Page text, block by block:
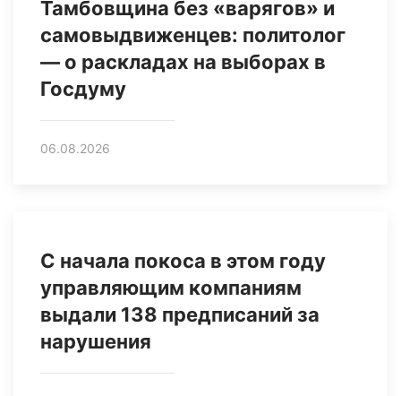
Тамбовщина без «варягов» и
самовыдвиженцев: политолог
— о раскладах на выборах в
Госдуму
06.08.2026
С начала покоса в этом году
управляющим компаниям
выдали 138 предписаний за
нарушения